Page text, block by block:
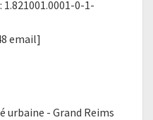
1.821001.0001-0-1-
email]
urbaine - Grand Reims